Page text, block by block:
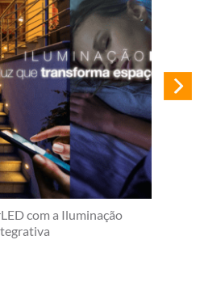
com a Iluminação